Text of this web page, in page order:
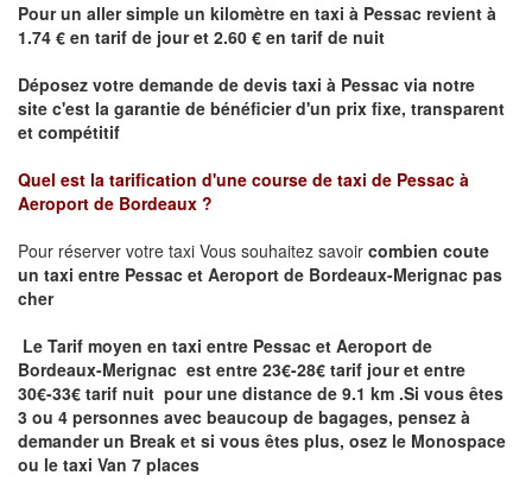
Pour un aller simple un kilomètre en taxi à Pessac revient à
1.74 € en tarif de jour et 2.60 € en tarif de nuit
Déposez votre demande de devis taxi à Pessac via notre
site c'est la garantie de bénéficier d'un prix fixe, transparent
et compétitif
Quel est la tarification d'une course de taxi de Pessac à
Aeroport de Bordeaux ?
Pour réserver votre taxi Vous souhaitez savoir combien coute
un taxi entre Pessac et Aeroport de Bordeaux-Merignac pas
cher
Le Tarif moyen en taxi entre Pessac et Aeroport de
Bordeaux-Merignac est entre 23€-28€ tarif jour et entre
30€-33€ tarif nuit pour une distance de 9.1 km .Si vous êtes
3 ou 4 personnes avec beaucoup de bagages, pensez à
demander un Break et si vous êtes plus, osez le Monospace
ou le taxi Van 7 places